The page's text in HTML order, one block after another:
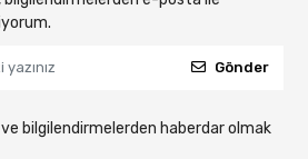
Gönder
bilgilendirmelerden haberdar olmak